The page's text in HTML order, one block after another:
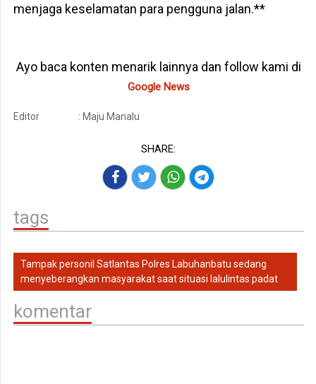
menjaga keselamatan para pengguna jalan.**
Ayo baca konten menarik lainnya dan follow kami di
Google News
Editor : Maju Manalu
SHARE:
tags
Tampak personil Satlantas Polres Labuhanbatu sedang
menyeberangkan masyarakat saat situasi lalulintas padat
komentar